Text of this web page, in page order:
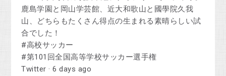
鹿島学園と岡山学芸館、近大和歌山と國學院久我
山、どちらもたくさん得点の生まれる素晴らしい試
合でした！
#高校サッカー
#第101回全国高等学校サッカー選手権
Twitter · 6 days ago